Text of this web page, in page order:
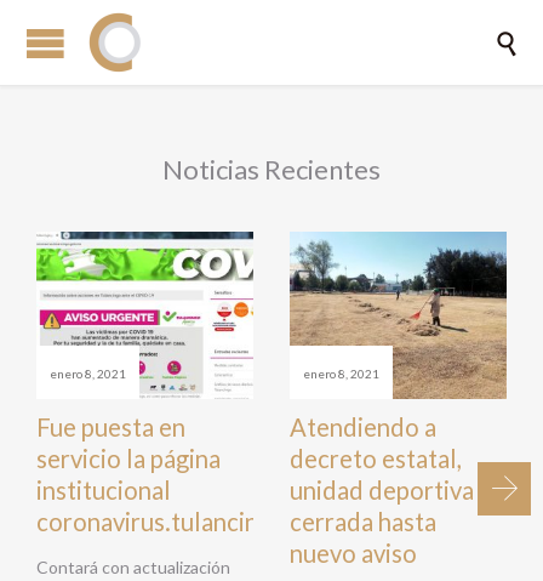

Noticias Recientes
enero 8, 2021
Fue puesta en
servicio la página
institucional
coronavirus.tulancingo.gob.mx
Contará con actualización
enero 8, 2021
Atendiendo a
decreto estatal,
unidad deportiva
cerrada hasta
nuevo aviso